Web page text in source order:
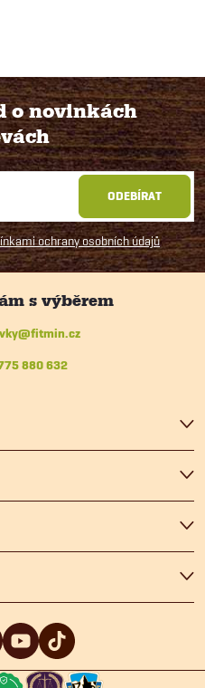
o novinkách
ochrany osobních údajů
ODEBÍRAT
@fitmin.cz
880 632